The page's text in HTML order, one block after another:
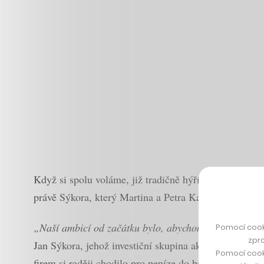
Když si spolu voláme, již tradičně hýří
právě Sýkora, který Martina a Petra Kasovi
„Naší ambicí od začátku bylo, abychom spolu s
Jan Sýkora, jehož investiční skupina akcie
Pomocí
Pomocí